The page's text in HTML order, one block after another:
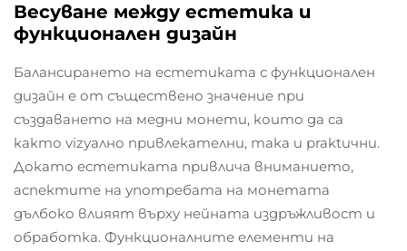
Весуване между естетика и
функционален дизайн
Балансирането на естетиката с функционален
дизайн е от съществено значение при
създаването на медни монети, които да са
както vizуално привлекателни, така и praktични.
Докато естетиката привлича вниманието,
аспектите на употребата на монетата
дълбоко влияят върху нейната издръжливост и
обработка. Функционалните елементи на